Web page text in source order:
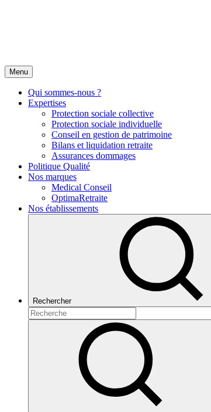
Menu
Qui sommes-nous ?
Expertises
Protection sociale collective
Protection sociale individuelle
Conseil en gestion de patrimoine
Bilans et liquidation retraite
Assurances dommages
Politique Qualité
Nos marques
Medical Conseil
OptimaRetraite
Nos établissements
Rechercher